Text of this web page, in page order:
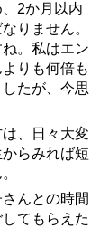
2か月以内
りません。
。私はエン
りも何倍も
たが、今思
、日々大変
らみれば短
んとの時間
てもらえた